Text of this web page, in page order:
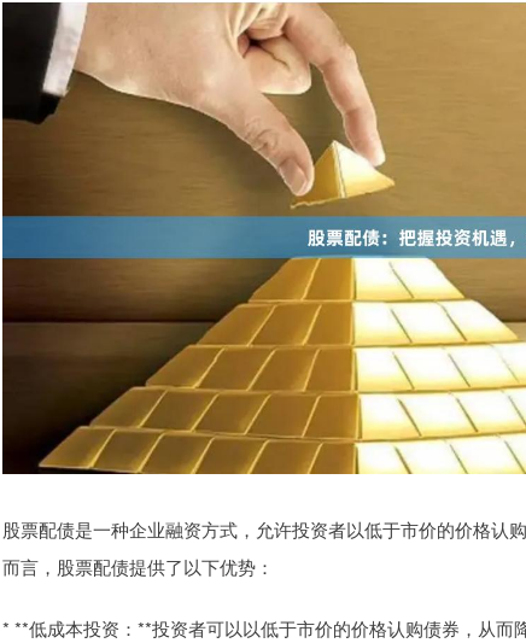
股票配债是一种企业融资方式，允许投资者以低于市价的价格认
而言，股票配债提供了以下优势：
* **低成本投资：**投资者可以以低于市价的价格认购债券，从而